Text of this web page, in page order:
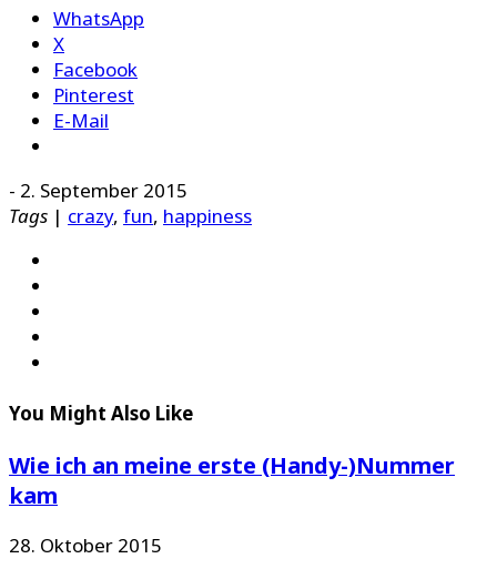
WhatsApp
X
Facebook
Pinterest
E-Mail
- 2. September 2015
Tags | crazy, fun, happiness
You Might Also Like
Wie ich an meine erste (Handy-)Nummer
kam
28. Oktober 2015